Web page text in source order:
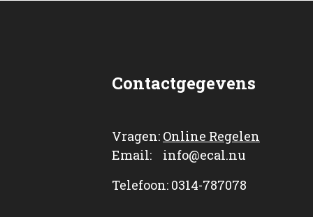
Contactgegevens
Vragen: Online Regelen
Email: info@ecal.nu
Telefoon: 0314-787078